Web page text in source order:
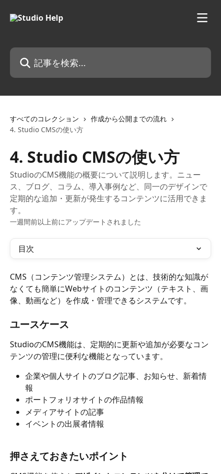
記事を検索...
すべてのコレクション
作成から公開までの流れ
4. Studio CMSの使い方
4. Studio CMSの使い方
StudioのCMS機能の概要について説明します。ニュー
ス、ブログ、コラム、導入事例など、同一のデザインで
定期的な追加・更新が発生するコンテンツに活用できま
す。
一週間前以上前にアップデートされました
目次
CMS（コンテンツ管理システム）とは、技術的な知識が
なくても簡単にWebサイトのコンテンツ（テキスト、画
像、動画など）を作成・管理できるシステムです。
ユースケース
StudioのCMS機能は、定期的に更新や追加が必要なコン
テンツの管理に便利な機能となっています。
企業や個人サイトのブログ記事、お知らせ、新着情
報
ポートフォリオサイトの作品情報
メディアサイトの記事
イベントの出展者情報
押さえておきたいポイント